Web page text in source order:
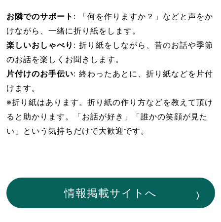
お隣でのサポート : 「何を作りますか？」などと声をか
けながら、一緒に折り紙をします。
楽しいおしゃべり : 折り紙をしながら、昔のお話や季節
のお話を楽しくお聞きします。
片付けのお手伝い: 終わったあとに、折り紙などを片付
けます。
※折り紙はあります。折り紙の作り方などを教えて頂け
ると助かります。「お話が好き」「誰かの笑顔が見た
い」という気持ちだけで大歓迎です。
情報掲載サイトへ